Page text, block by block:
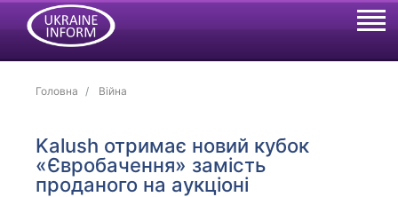
Головна Війна
Kalush отримає новий кубок
«Євробачення» замість
проданого на аукціоні